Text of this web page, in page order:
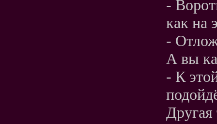
-
как на
-
А вы
- К
Другая